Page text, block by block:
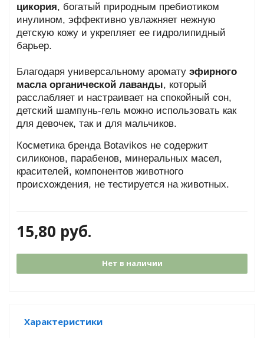
цикория, богатый природным пребиотиком
инулином, эффективно увлажняет нежную
детскую кожу и укрепляет ее гидролипидный
барьер.
Благодаря универсальному аромату эфирного
масла органической лаванды, который
расслабляет и настраивает на спокойный сон,
детский шампунь-гель можно использовать как
для девочек, так и для мальчиков.
Косметика бренда Botavikos не содержит
силиконов, парабенов, минеральных масел,
красителей, компонентов животного
происхождения, не тестируется на животных.
15,80 руб.
Нет в наличии
Характеристики